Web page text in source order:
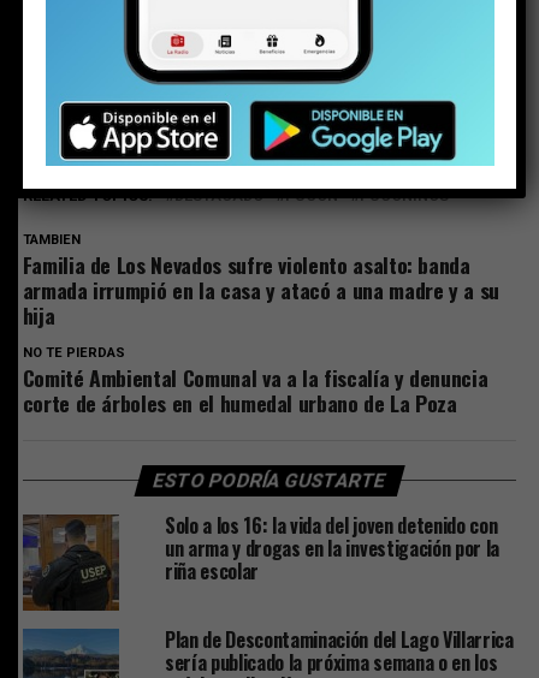
RELATED TOPICS: DESTACADO PUCON PUCONINOS
TAMBIEN
Familia de Los Nevados sufre violento asalto: banda
armada irrumpió en la casa y atacó a una madre y a su
hija
NO TE PIERDAS
Comité Ambiental Comunal va a la fiscalía y denuncia
corte de árboles en el humedal urbano de La Poza
ESTO PODRÍA GUSTARTE
Solo a los 16: la vida del joven detenido con
un arma y drogas en la investigación por la
riña escolar
Plan de Descontaminación del Lago Villarrica
sería publicado la próxima semana o en los